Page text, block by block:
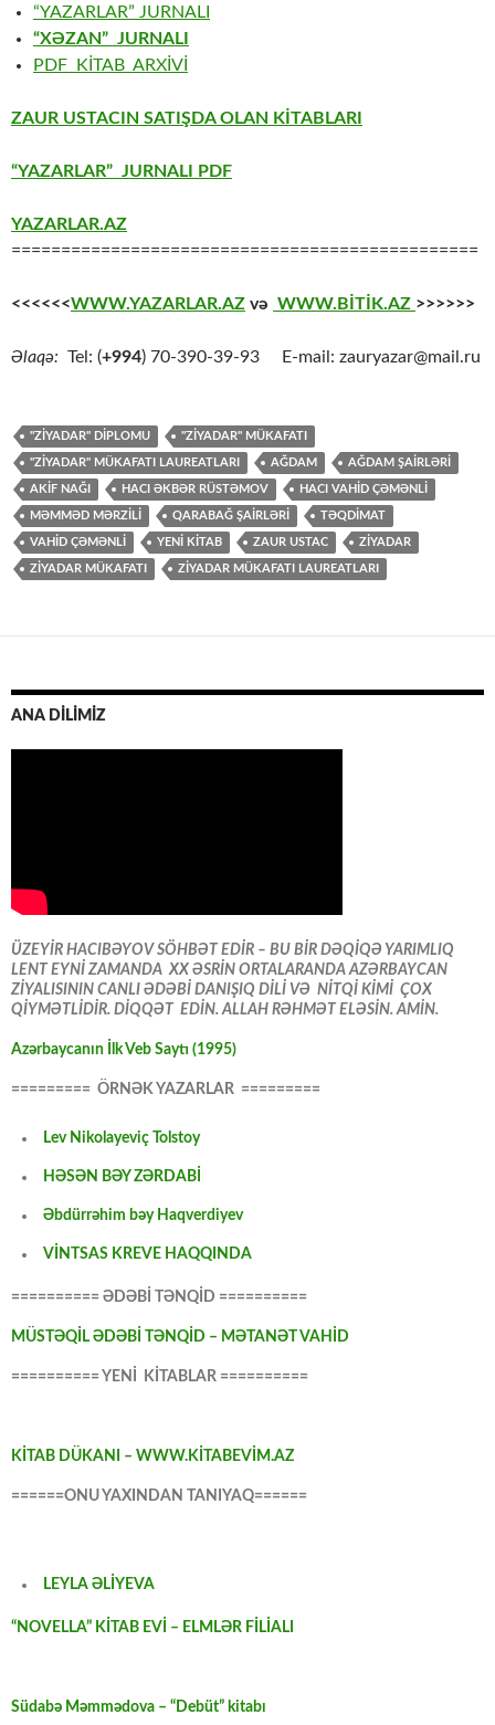
“YAZARLAR” JURNALI
“XƏZAN” JURNALI
PDF KİTAB ARXİVİ
ZAUR USTACIN SATIŞDA OLAN KİTABLARI
“YAZARLAR” JURNALI PDF
YAZARLAR.AZ
===============================================
<<<<<<WWW.YAZARLAR.AZ və WWW.BİTİK.AZ >>>>>>
Əlaqə: Tel: (+994) 70-390-39-93 E-mail: zauryazar@mail.ru
"ZİYADAR" DİPLOMU "ZİYADAR" MÜKAFATI
"ZIYADAR" MÜKAFATI LAUREATLARI AĞDAM AĞDAM ŞAİRLƏRİ
AKIF NAĞI HACI ƏKBƏR RÜSTƏMOV HACI VAHID ÇƏMƏNLI
MƏMMƏD MƏRZİLİ QARABAĞ ŞAİRLƏRİ TƏQDİMAT
VAHİD ÇƏMƏNLİ YENİ KİTAB ZAUR USTAC ZİYADAR
ZİYADAR MÜKAFATI ZİYADAR MÜKAFATI LAUREATLARI
ANA DİLİMİZ
ÜZEYİR HACIBƏYOV SÖHBƏT EDİR – BU BİR DƏQİQƏ YARIMLIQ
LENT EYNİ ZAMANDA XX ƏSRİN ORTALARANDA AZƏRBAYCAN
ZİYALISININ CANLI ƏDƏBİ DANIŞIQ DİLİ VƏ NİTQİ KİMİ ÇOX
QİYMƏTLİDİR. DİQQƏT EDİN. ALLAH RƏHMƏT ELƏSİN. AMİN.
Azərbaycanın İlk Veb Saytı (1995)
========= ÖRNƏK YAZARLAR =========
Lev Nikolayeviç Tolstoy
HƏSƏN BƏY ZƏRDABİ
Əbdürrəhim bəy Haqverdiyev
VİNTSAS KREVE HAQQINDA
========== ƏDƏBİ TƏNQİD ==========
MÜSTƏQİL ƏDƏBİ TƏNQİD – MƏTANƏT VAHİD
========== YENİ KİTABLAR ==========
KİTAB DÜKANI – WWW.KİTABEVİM.AZ
======ONU YAXINDAN TANIYAQ======
LEYLA ƏLİYEVA
“NOVELLA” KİTAB EVİ – ELMLƏR FİLİALI
Südabə Məmmədova – “Debüt” kitabı